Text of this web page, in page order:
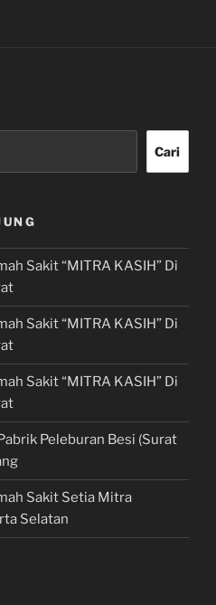
Cari
Sakit “MITRA KASIH” Di
Sakit “MITRA KASIH” Di
Sakit “MITRA KASIH” Di
Peleburan Besi (Surat
Sakit Setia Mitra
Selatan